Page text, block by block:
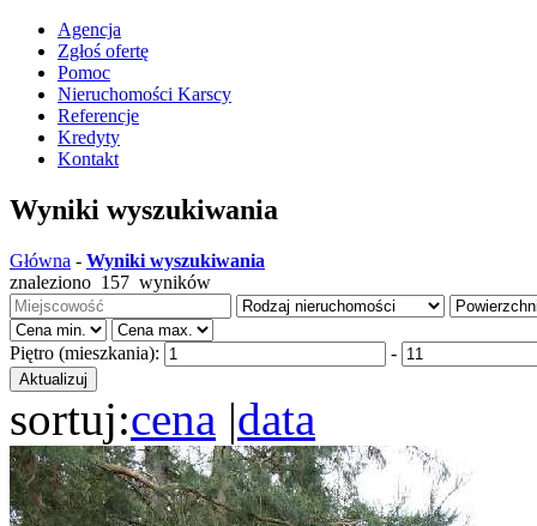
Agencja
Zgłoś ofertę
Pomoc
Nieruchomości Karscy
Referencje
Kredyty
Kontakt
Wyniki wyszukiwania
Główna - Wyniki wyszukiwania
znaleziono 157 wyników
Piętro (mieszkania): -
sortuj:cena |data